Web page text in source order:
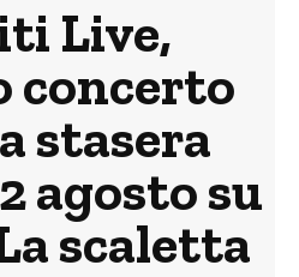
Live,
concerto
stasera
agosto su
scaletta